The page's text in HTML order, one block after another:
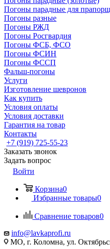
Погоны парадные для
Погоны разные
Погоны РЖД
Погоны Росгвардия
Погоны ФСБ, ФСО
Погоны ФСИН
Погоны ФССП
Фальш-погоны
Услуги
Изготовление шевронов
Как купить
Условия оплаты
Условия доставки
Гарантия на товар
Контакты
+7 (919) 725-55-23
Заказать звонок
Задать вопрос
Войти
Корзина0
Избранные товары0
Сравнение товаров0
info@lavkaprofi.ru
МО, г. Коломна, ул.